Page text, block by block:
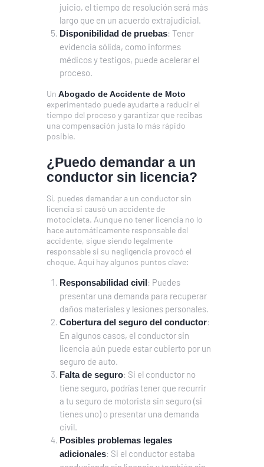
juicio, el tiempo de resolución será más
largo que en un acuerdo extrajudicial.
Disponibilidad de pruebas: Tener
evidencia sólida, como informes
médicos y testigos, puede acelerar el
proceso.
Un Abogado de Accidente de Moto
experimentado puede ayudarte a reducir el
tiempo del proceso y garantizar que recibas
una compensación justa lo más rápido
posible.
¿Puedo demandar a un
conductor sin licencia?
Sí, puedes demandar a un conductor sin
licencia si causó un accidente de
motocicleta. Aunque no tener licencia no lo
hace automáticamente responsable del
accidente, sigue siendo legalmente
responsable si su negligencia provocó el
choque. Aquí hay algunos puntos clave:
Responsabilidad civil : Puedes
presentar una demanda para recuperar
daños materiales y lesiones personales.
Cobertura del seguro del conductor:
En algunos casos, el conductor sin
licencia aún puede estar cubierto por un
seguro de auto.
Falta de seguro: Si el conductor no
tiene seguro, podrías tener que recurrir
a tu seguro de motorista sin seguro (si
tienes uno) o presentar una demanda
civil.
Posibles problemas legales
adicionales: Si el conductor estaba